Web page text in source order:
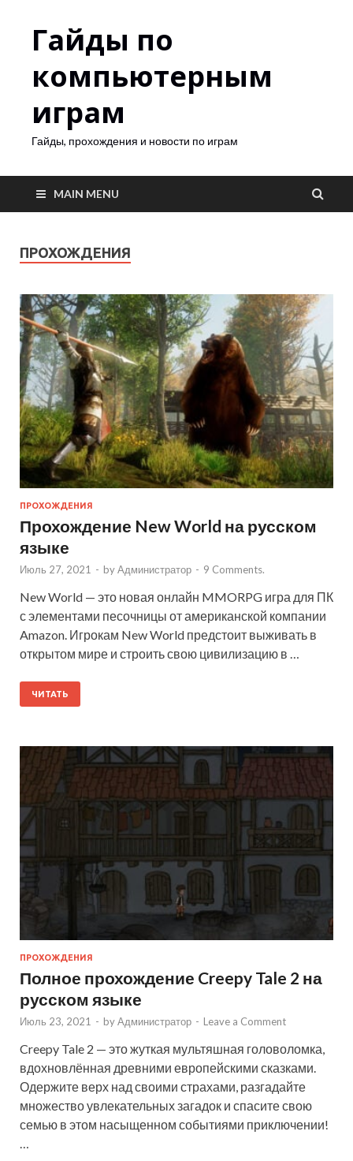
Гайды по
компьютерным
играм
Гайды, прохождения и новости по играм
MAIN MENU
ПРОХОЖДЕНИЯ
ПРОХОЖДЕНИЯ
Прохождение New World на русском
языке
Июль 27, 2021 - byАдминистратор - 9 Comments.
New World — это новая онлайн MMORPG игра для ПК
с элементами песочницы от американской компании
Amazon. Игрокам New World предстоит выживать в
открытом мире и строить свою цивилизацию в …
ЧИТАТЬ
ПРОХОЖДЕНИЯ
Полное прохождение Creepy Tale 2 на
русском языке
Июль 23, 2021 - byАдминистратор - Leave a Comment
Creepy Tale 2 — это жуткая мультяшная головоломка,
вдохновлённая древними европейскими сказками.
Одержите верх над своими страхами, разгадайте
множество увлекательных загадок и спасите свою
семью в этом насыщенном событиями приключении!